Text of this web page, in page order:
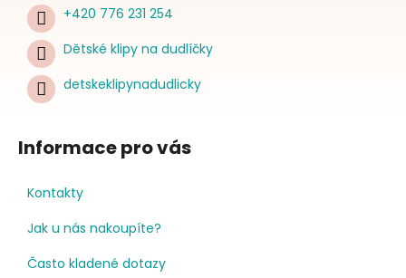
+420 776 231 254
Dětské klipy na dudlíčky
detskeklipynadudlicky
Informace pro vás
Kontakty
Jak u nás nakoupíte?
Často kladené dotazy